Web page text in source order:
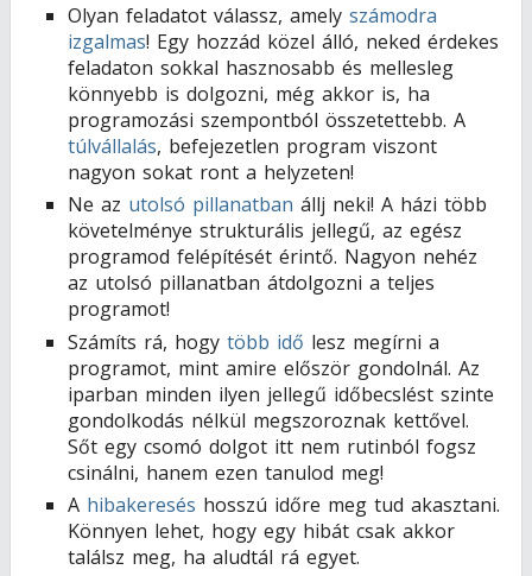
Olyan feladatot válassz, amely számodra
izgalmas! Egy hozzád közel álló, neked érdekes
feladaton sokkal hasznosabb és mellesleg
könnyebb is dolgozni, még akkor is, ha
programozási szempontból összetettebb. A
túlvállalás, befejezetlen program viszont
nagyon sokat ront a helyzeten!
Ne az utolsó pillanatban állj neki! A házi több
követelménye strukturális jellegű, az egész
programod felépítését érintő. Nagyon nehéz
az utolsó pillanatban átdolgozni a teljes
programot!
Számíts rá, hogy több idő lesz megírni a
programot, mint amire először gondolnál. Az
iparban minden ilyen jellegű időbecslést szinte
gondolkodás nélkül megszoroznak kettővel.
Sőt egy csomó dolgot itt nem rutinból fogsz
csinálni, hanem ezen tanulod meg!
A hibakeresés hosszú időre meg tud akasztani.
Könnyen lehet, hogy egy hibát csak akkor
találsz meg, ha aludtál rá egyet.